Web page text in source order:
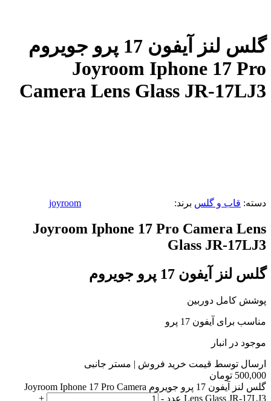
گلس لنز آیفون 17 پرو جویروم
Joyroom Iphone 17 Pro
Camera Lens Glass JR-17LJ3
دسته: قاب و گلس برند: joyroom
Joyroom Iphone 17 Pro Camera Lens
Glass JR-17LJ3
گلس لنز آیفون 17 پرو جویروم
پوشش کامل دوربین
مناسب برای آیفون 17 پرو
موجود در انبار
ارسال توسط قیمت خرید فروش | مستر جانبی
500,000 تومان
گلس لنز آیفون 17 پرو جویروم Joyroom Iphone 17 Pro Camera
Lens Glass JR-17LJ3 عدد
-
+